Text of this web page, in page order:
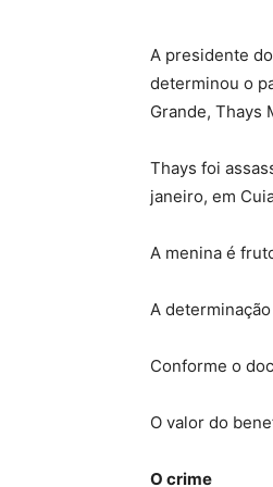
A presidente
determinou o
Grande, Thays
Thays foi
janeiro, em
A menina é
A
Conforme o
O valor do
O crime